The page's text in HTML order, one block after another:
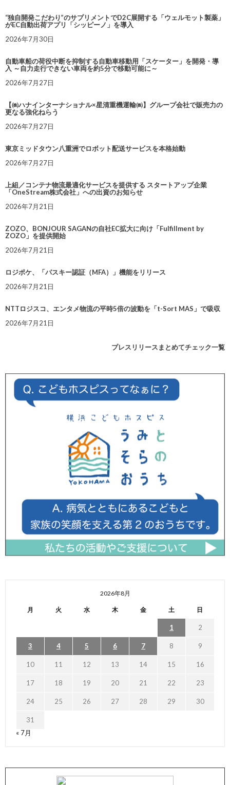
“独自開発こだわり”のサプリメントでD2C展開する「ウェルモット製薬」
がEC自動出荷アプリ「シッピーノ」を導入
2026年7月30日
自動車船の荷役中断を抑制する自動車移動用「スケーター」を開発・導
入 ～自力走行できない車両を約5分で移動可能に～
2026年7月27日
【㈱ハナインターナショナル×星清重機運輸㈱】グループ会社で販売力の
更なる強化ねらう
2026年7月27日
東京ミッドタウン八重洲でロボット配送サービスを本格始動
2026年7月27日
上組／コンテナ物流最適化サービスを提供する スタートアップ企業
「OneStream株式会社」への出資のお知らせ
2026年7月21日
ZOZO、BONJOUR SAGANの自社EC拡大に向け「Fulfillment by
ZOZO」を提供開始
2026年7月21日
ロジポケ、「パスキー認証（MFA）」機能をリリース
2026年7月21日
NTTロジスコ、エンタメ物流の平時5倍の波動を「t-Sort MAS」で吸収
2026年7月21日
プレスリリースまとめてチェック一覧
2026年8月
月 火 水 木 金 土 日
1 2
3 4 5 6 7 8 9
10 11 12 13 14 15 16
17 18 19 20 21 22 23
24 25 26 27 28 29 30
31
« 7月